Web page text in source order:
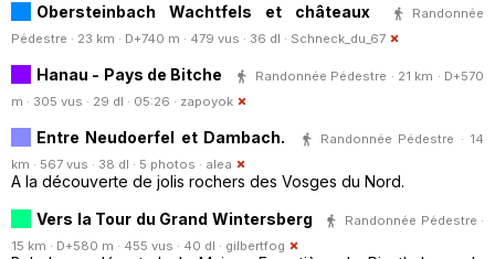
Obersteinbach Wachtfels et châteaux
Randonnée
Pédestre · 23 km · D+740 m · 479 vus · 36 dl · Schneck_du_67
Hanau - Pays de Bitche
Randonnée Pédestre · 21 km · D+570
m · 305 vus · 29 dl · 05:26 · zapoyok
Entre Neudoerfel et Dambach.
Randonnée Pédestre · 14
km · 567 vus · 38 dl · 5 photos · alea
A la découverte de jolis rochers des Vosges du Nord.
Vers la Tour du Grand Wintersberg
Randonnée Pédestre ·
15 km · D+580 m · 455 vus · 40 dl · gilbertfog